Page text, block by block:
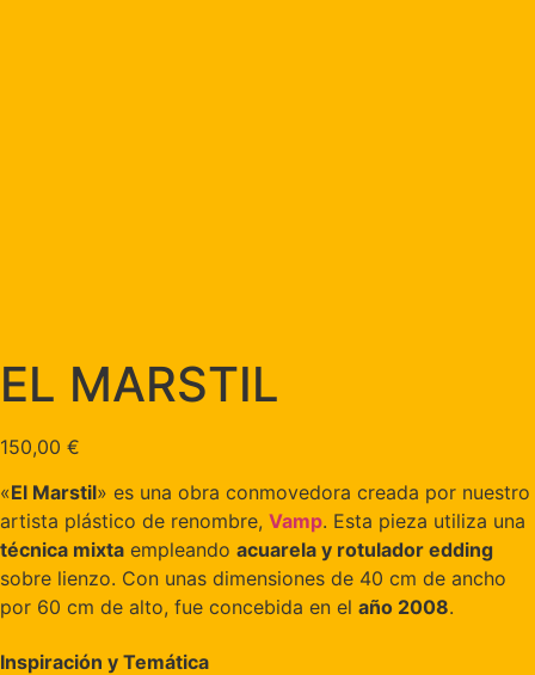
EL MARSTIL
150,00 €
«El Marstil» es una obra conmovedora creada por nuestro
artista plástico de renombre, Vamp. Esta pieza utiliza una
técnica mixta empleando acuarela y rotulador edding
sobre lienzo. Con unas dimensiones de 40 cm de ancho
por 60 cm de alto, fue concebida en el año 2008.
Inspiración y Temática